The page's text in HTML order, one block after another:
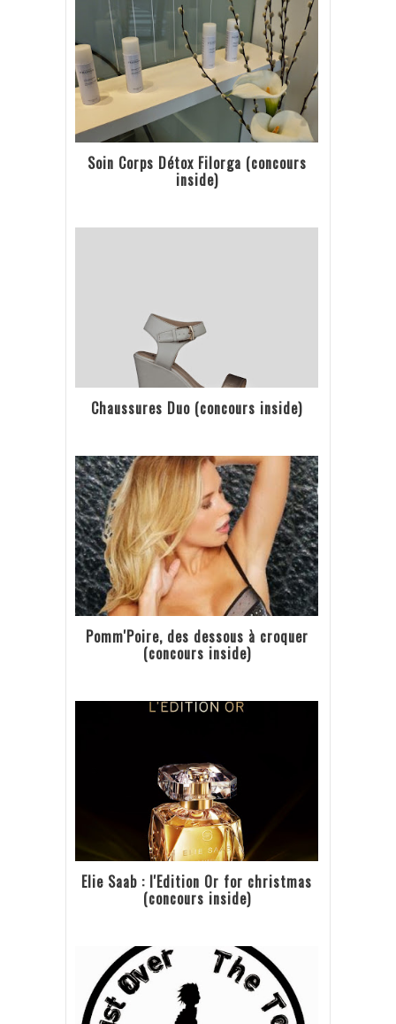
Soin Corps Détox Filorga (concours
inside)
Chaussures Duo (concours inside)
Pomm'Poire, des dessous à croquer
(concours inside)
Elie Saab : l'Edition Or for christmas
(concours inside)